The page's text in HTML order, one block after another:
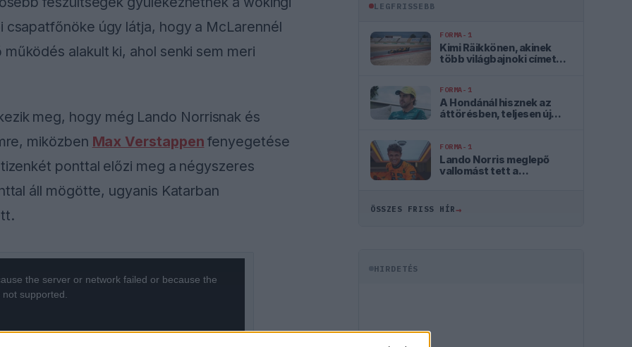
csapatfőnöke úgy látja, hogy a McLarennél
alakult ki, ahol senki sem meri
meg, hogy még Lando Norrisnak és
miközben Max Verstappen fenyegetése
ponttal előzi meg a négyszeres
áll mögötte, ugyanis Katarban
the server or network failed or because the
supported.
LEGFRISSEBB
FORMA-1
Kimi Räikkönen, akinek
több világbajnoki címet
FORMA-1
A Hondánál hisznek az
áttörésben, teljesen új
Aston Martinnal
FORMA-1
Lando Norris meglepő
vallomást tett a
ÖSSZES FRISS HÍR→
HIRDETÉS